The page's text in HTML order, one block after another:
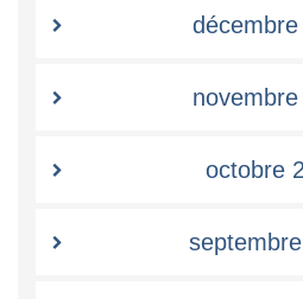
octobre